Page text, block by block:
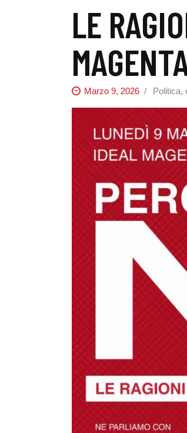
LE
Marzo 9, 2026 Politica,